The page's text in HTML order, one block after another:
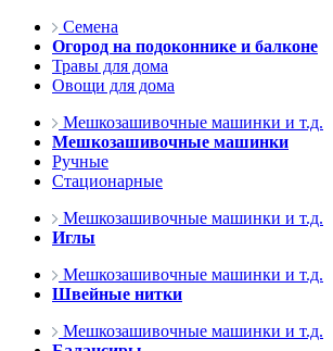
Семена
Огород на подоконнике и балконе
Травы для дома
Овощи для дома
Мешкозашивочные машинки и т.д.
Мешкозашивочные машинки
Ручные
Стационарные
Мешкозашивочные машинки и т.д.
Иглы
Мешкозашивочные машинки и т.д.
Швейные нитки
Мешкозашивочные машинки и т.д.